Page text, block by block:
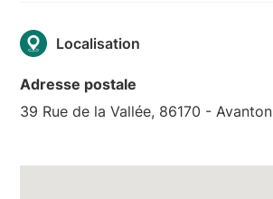
Localisation
Adresse postale
39 Rue de la Vallée, 86170 - Avanton